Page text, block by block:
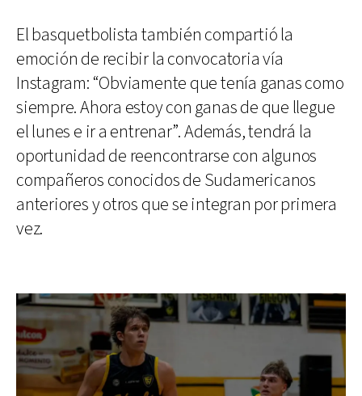
El basquetbolista también compartió la
emoción de recibir la convocatoria vía
Instagram: “Obviamente que tenía ganas como
siempre. Ahora estoy con ganas de que llegue
el lunes e ir a entrenar”. Además, tendrá la
oportunidad de reencontrarse con algunos
compañeros conocidos de Sudamericanos
anteriores y otros que se integran por primera
vez.